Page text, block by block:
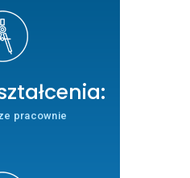
pracownie